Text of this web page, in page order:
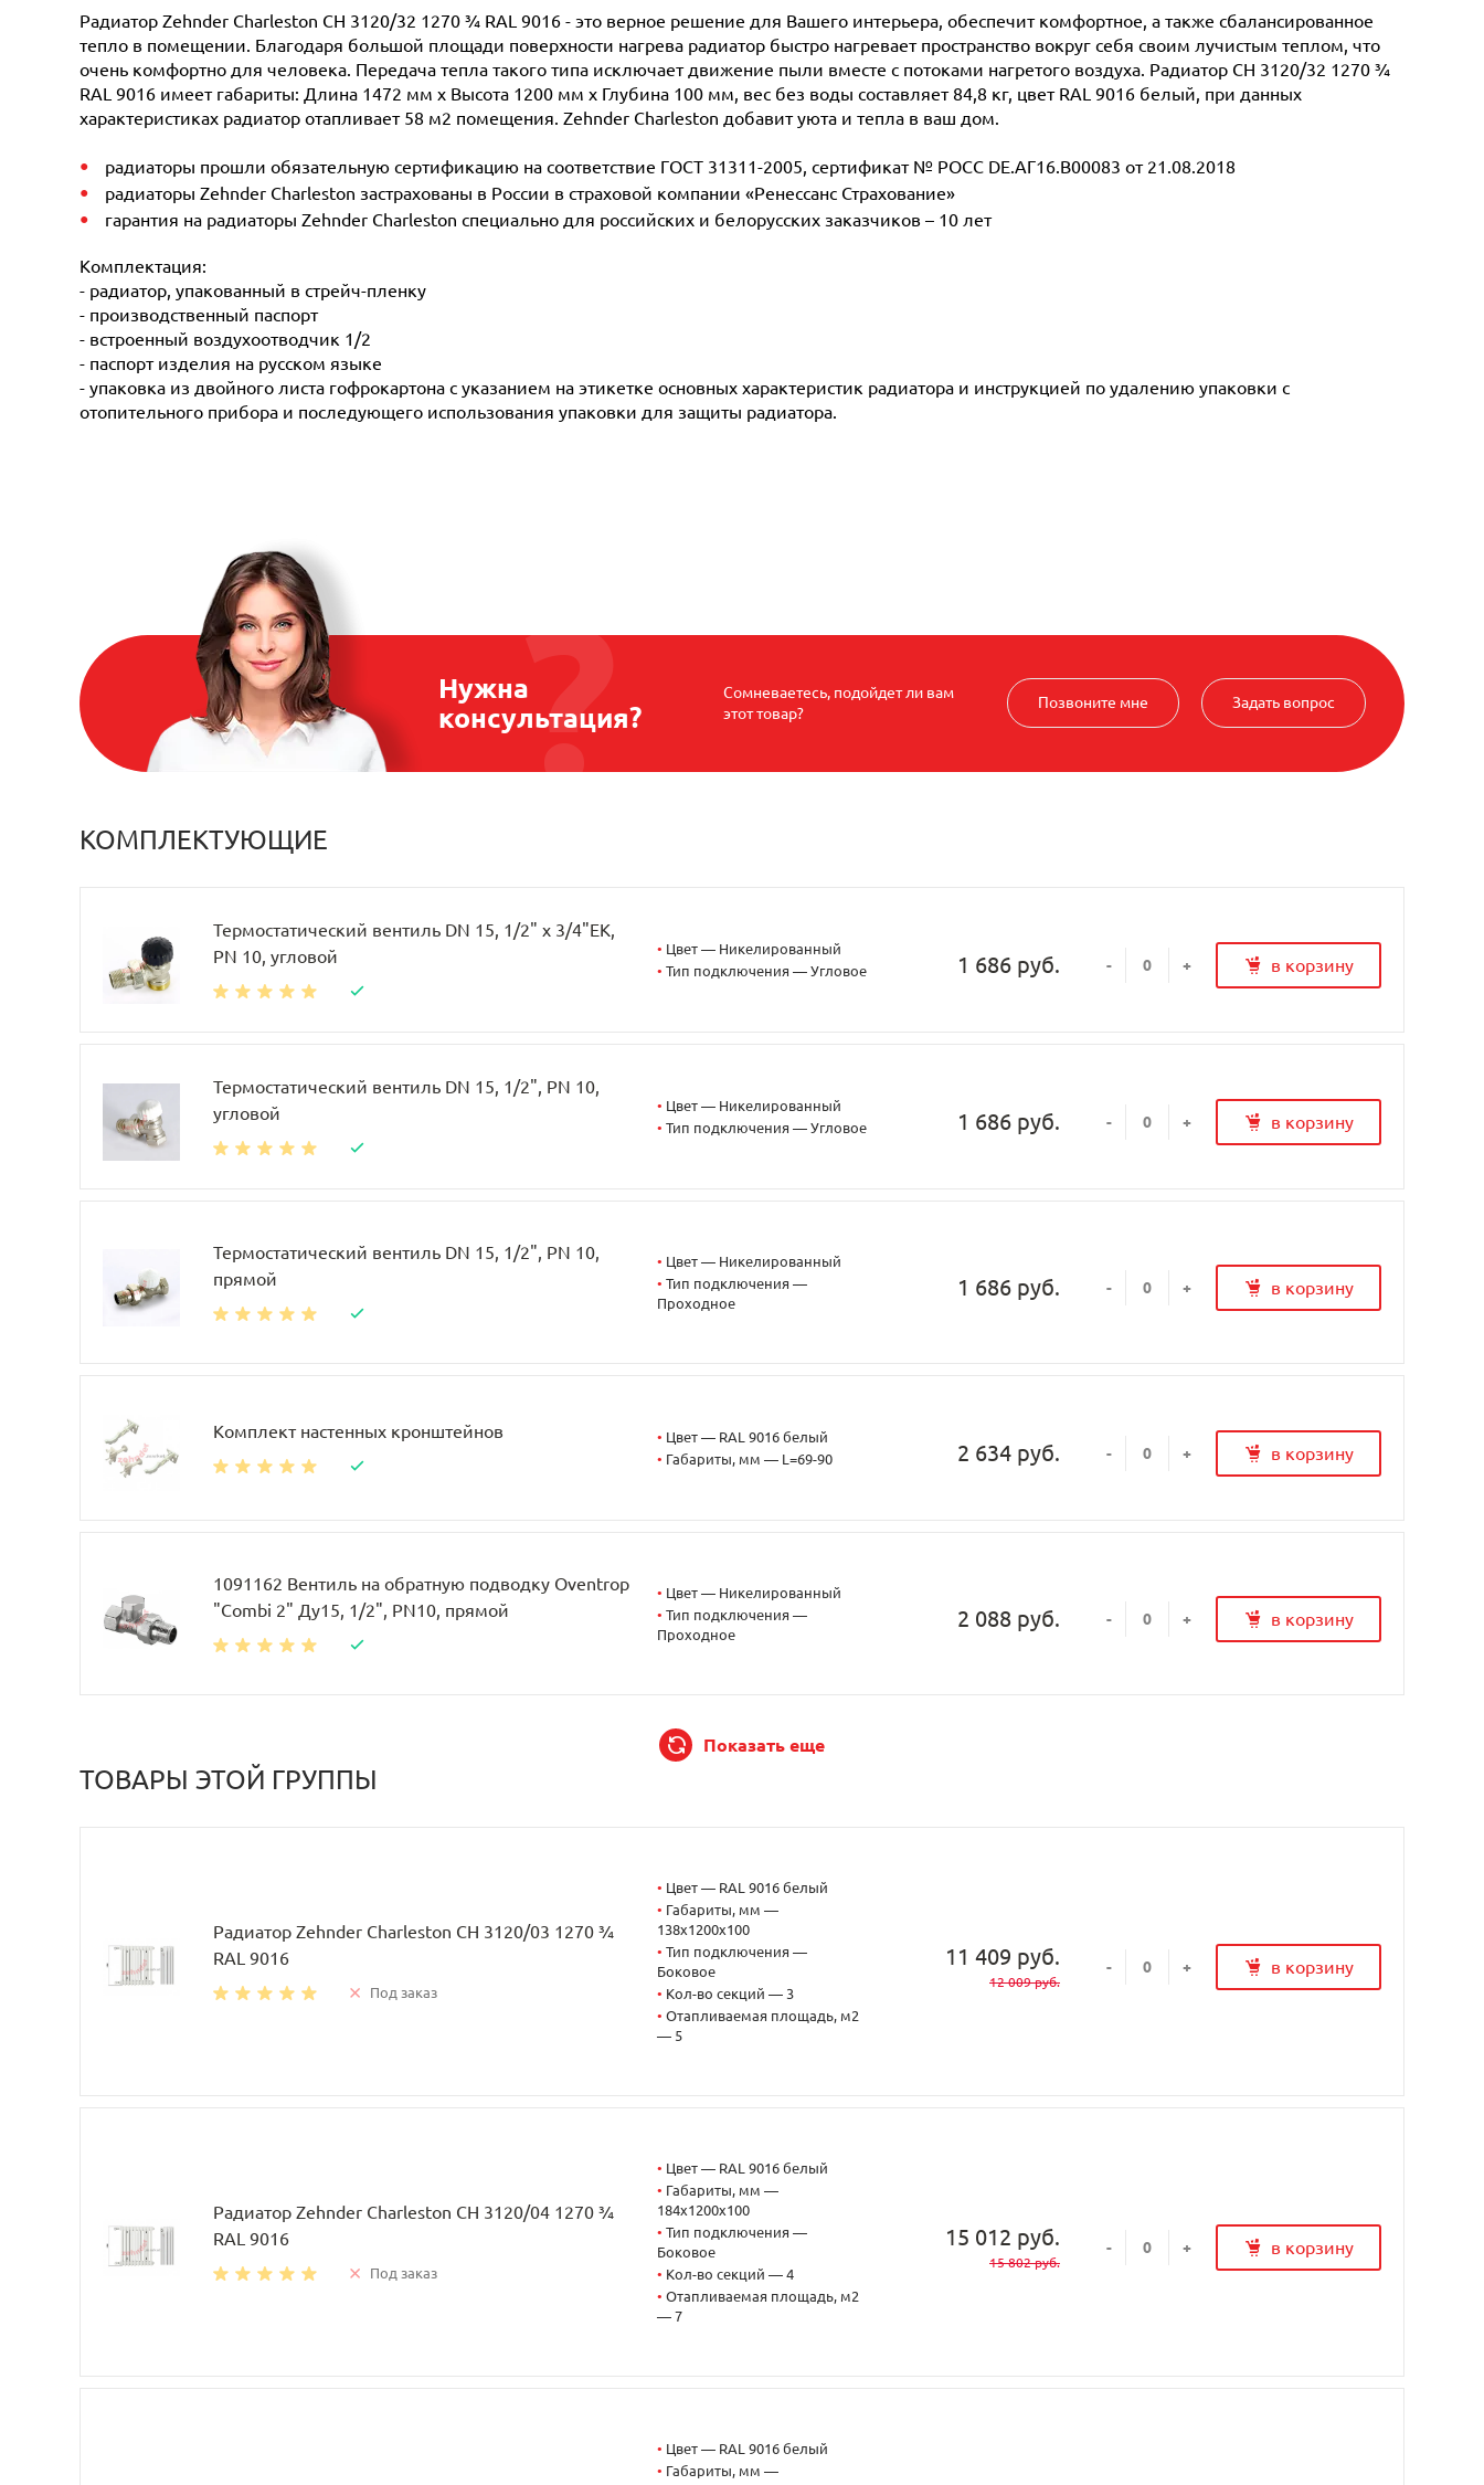
Радиатор Zehnder Charleston CH 3120/32 1270 ¾ RAL 9016 - это верное решение для Вашего интерьера, обеспечит комфортное, а также сбалансированное
тепло в помещении. Благодаря большой площади поверхности нагрева радиатор быстро нагревает пространство вокруг себя своим лучистым теплом, что
очень комфортно для человека. Передача тепла такого типа исключает движение пыли вместе с потоками нагретого воздуха. Радиатор CH 3120/32 1270 ¾
RAL 9016 имеет габариты: Длина 1472 мм х Высота 1200 мм х Глубина 100 мм, вес без воды составляет 84,8 кг, цвет RAL 9016 белый, при данных
характеристиках радиатор отапливает 58 м2 помещения. Zehnder Charleston добавит уюта и тепла в ваш дом.
радиаторы прошли обязательную сертификацию на соответствие ГОСТ 31311-2005, сертификат № POCC DE.АГ16.В00083 от 21.08.2018
радиаторы Zehnder Charleston застрахованы в России в страховой компании «Ренессанс Страхование»
гарантия на радиаторы Zehnder Charleston специально для российских и белорусских заказчиков – 10 лет
Комплектация:
- радиатор, упакованный в стрейч-пленку
- производственный паспорт
- встроенный воздухоотводчик 1/2
- паспорт изделия на русском языке
- упаковка из двойного листа гофрокартона с указанием на этикетке основных характеристик радиатора и инструкцией по удалению упаковки с
отопительного прибора и последующего использования упаковки для защиты радиатора.
Нужна
консультация?
Сомневаетесь, подойдет ли вам
этот товар?
Позвоните мне Задать вопрос
КОМПЛЕКТУЮЩИЕ
Термостатический вентиль DN 15, 1/2" х 3/4"EK,
PN 10, угловой
• Цвет — Никелированный
• Тип подключения — Угловое 1 686 руб. - + в корзину
Термостатический вентиль DN 15, 1/2", PN 10,
угловой
• Цвет — Никелированный
• Тип подключения — Угловое 1 686 руб. - + в корзину
Термостатический вентиль DN 15, 1/2", PN 10,
прямой
• Цвет — Никелированный
• Тип подключения —
Проходное
1 686 руб. - + в корзину
Комплект настенных кронштейнов • Цвет — RAL 9016 белый
• Габариты, мм — L=69-90 2 634 руб. - + в корзину
1091162 Вентиль на обратную подводку Oventrop
"Combi 2" Ду15, 1/2", PN10, прямой
• Цвет — Никелированный
• Тип подключения —
Проходное
2 088 руб. - + в корзину
Показать еще
ТОВАРЫ ЭТОЙ ГРУППЫ
Радиатор Zehnder Charleston CH 3120/03 1270 ¾
RAL 9016
Под заказ
• Цвет — RAL 9016 белый
• Габариты, мм —
138x1200x100
• Тип подключения —
Боковое
• Кол-во секций — 3
• Отапливаемая площадь, м2
— 5
11 409 руб.
12 009 руб.
- + в корзину
Радиатор Zehnder Charleston CH 3120/04 1270 ¾
RAL 9016
Под заказ
• Цвет — RAL 9016 белый
• Габариты, мм —
184x1200x100
• Тип подключения —
Боковое
• Кол-во секций — 4
• Отапливаемая площадь, м2
— 7
15 012 руб.
15 802 руб.
- + в корзину
• Цвет — RAL 9016 белый
• Габариты, мм —